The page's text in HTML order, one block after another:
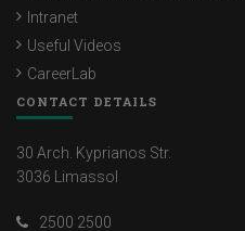
Intranet
Useful Videos
CareerLab
CONTACT DETAILS
30 Arch. Kyprianos Str.
3036 Limassol
2500 2500